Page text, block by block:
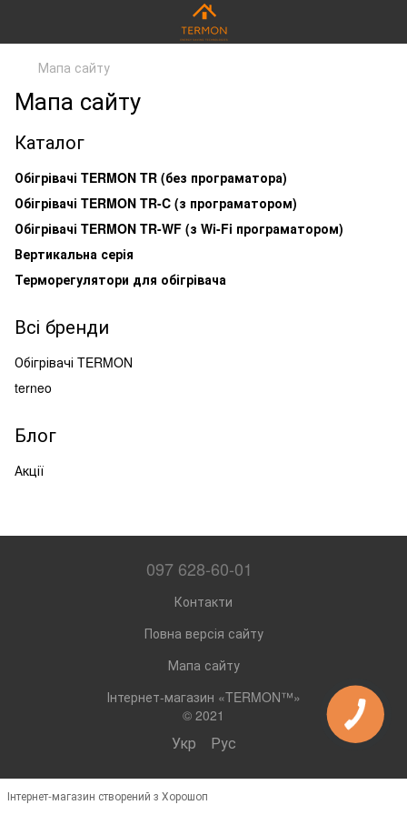
Мапа сайту
Мапа сайту
Каталог
Обігрівачі TERMON TR (без програматора)
Обігрівачі TERMON TR-C (з програматором)
Обігрівачі TERMON TR-WF (з Wi-Fi програматором)
Вертикальна серія
Терморегулятори для обігрівача
Всі бренди
Обігрівачі TERMON
terneo
Блог
Акції
097 628-60-01
Контакти
Повна версія сайту
Мапа сайту
Інтернет-магазин «TERMON™»
© 2021
Укр Рус
Інтернет-магазин створений з Хорошоп